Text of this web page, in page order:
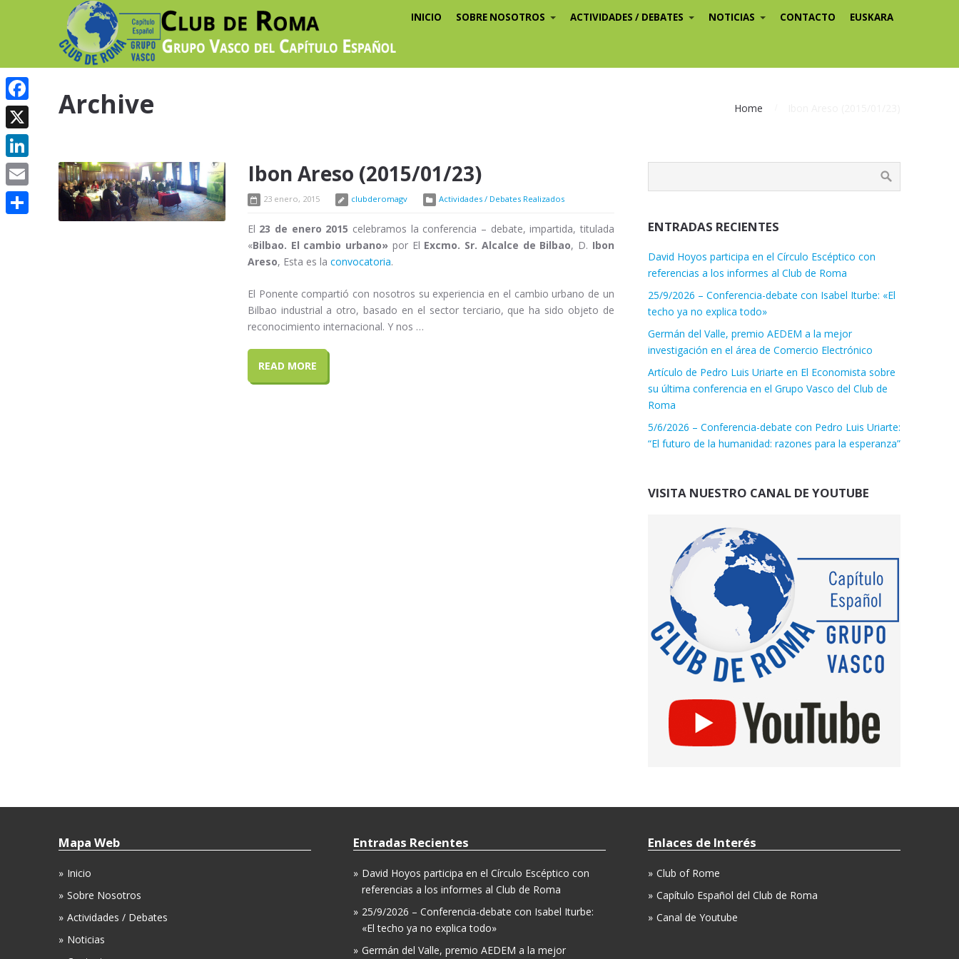
INICIO SOBRE NOSOTROS ACTIVIDADES / DEBATES NOTICIAS CONTACTO EUSKARA
Archive Home
Ibon Areso (2015/01/23)
23 enero, 2015 clubderomagv Actividades / Debates Realizados
El 23 de enero 2015 celebramos la conferencia – debate, impartida, titulada
«Bilbao. El cambio urbano» por El Excmo. Sr. Alcalce de Bilbao, D. Ibon
Areso, Esta es la convocatoria.
El Ponente compartió con nosotros su experiencia en el cambio urbano de un
Bilbao industrial a otro, basado en el sector terciario, que ha sido objeto de
reconocimiento internacional. Y nos …
READ MORE
ENTRADAS RECIENTES
David Hoyos participa en el Círculo Escéptico con
referencias a los informes al Club de Roma
25/9/2026 – Conferencia-debate con Isabel Iturbe: «El
techo ya no explica todo»
Germán del Valle, premio AEDEM a la mejor
investigación en el área de Comercio Electrónico
Artículo de Pedro Luis Uriarte en El Economista sobre
su última conferencia en el Grupo Vasco del Club de
Roma
5/6/2026 – Conferencia-debate con Pedro Luis Uriarte:
“El futuro de la humanidad: razones para la esperanza”
VISITA NUESTRO CANAL DE YOUTUBE
Mapa Web
Inicio
Sobre Nosotros
Actividades / Debates
Noticias
Entradas Recientes
David Hoyos participa en el Círculo Escéptico con
referencias a los informes al Club de Roma
25/9/2026 – Conferencia-debate con Isabel Iturbe:
«El techo ya no explica todo»
Germán del Valle, premio AEDEM a la mejor
Enlaces de Interés
Club of Rome
Capítulo Español del Club de Roma
Canal de Youtube
Facebook
X
LinkedIn
Email